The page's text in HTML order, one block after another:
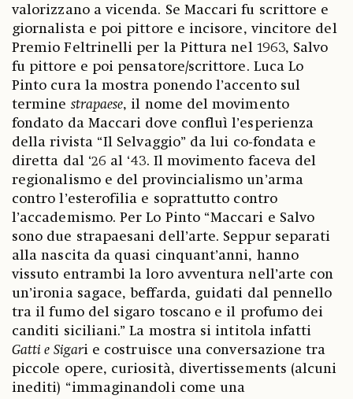
valorizzano a vicenda. Se Maccari fu scrittore e
giornalista e poi pittore e incisore, vincitore del
Premio Feltrinelli per la Pittura nel 1963, Salvo
fu pittore e poi pensatore/scrittore. Luca Lo
Pinto cura la mostra ponendo l’accento sul
termine strapaese, il nome del movimento
fondato da Maccari dove confluì l’esperienza
della rivista “Il Selvaggio” da lui co-fondata e
diretta dal ‘26 al ‘43. Il movimento faceva del
regionalismo e del provincialismo un’arma
contro l’esterofilia e soprattutto contro
l’accademismo. Per Lo Pinto “Maccari e Salvo
sono due strapaesani dell’arte. Seppur separati
alla nascita da quasi cinquant’anni, hanno
vissuto entrambi la loro avventura nell’arte con
un’ironia sagace, beffarda, guidati dal pennello
tra il fumo del sigaro toscano e il profumo dei
canditi siciliani.” La mostra si intitola infatti
Gatti e Sigari e costruisce una conversazione tra
piccole opere, curiosità, divertissements (alcuni
inediti) “immaginandoli come una